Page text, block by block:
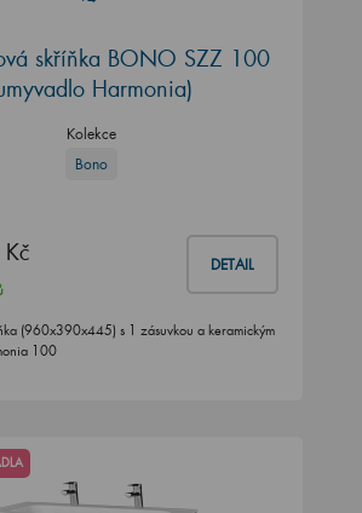
skříňka BONO SZZ 100
Harmonia)
Kolekce
Bono
DETAIL
(960x390x445) s 1 zásuvkou a keramickým
100